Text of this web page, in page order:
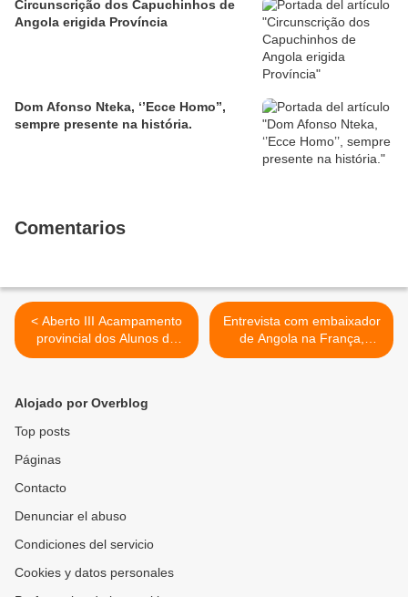
Circunscrição dos Capuchinhos de
Angola erigida Província
Dom Afonso Nteka, ‘’Ecce Homo’’,
sempre presente na história.
Comentarios
< Aberto III Acampamento
provincial dos Alunos do
Ensino Médio
Entrevista com embaixador
de Angola na França,
Miguel da Costa >
Alojado por Overblog
Top posts
Páginas
Contacto
Denunciar el abuso
Condiciones del servicio
Cookies y datos personales